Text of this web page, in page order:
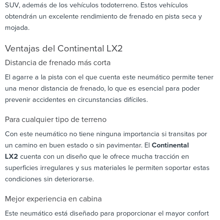
SUV, además de los vehículos todoterreno. Estos vehículos
obtendrán un excelente rendimiento de frenado en pista seca y
mojada.
Ventajas del Continental LX2
Distancia de frenado más corta
El agarre a la pista con el que cuenta este neumático permite tener
una menor distancia de frenado, lo que es esencial para poder
prevenir accidentes en circunstancias difíciles.
Para cualquier tipo de terreno
Con este neumático no tiene ninguna importancia si transitas por
un camino en buen estado o sin pavimentar. El Continental
LX2 cuenta con un diseño que le ofrece mucha tracción en
superficies irregulares y sus materiales le permiten soportar estas
condiciones sin deteriorarse.
Mejor experiencia en cabina
Este neumático está diseñado para proporcionar el mayor confort